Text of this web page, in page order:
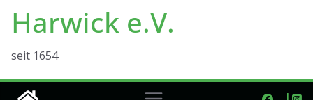
Harwick e.V.
seit 1654